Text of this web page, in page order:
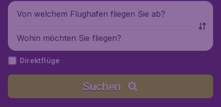
Von welchem Flughafen fliegen Sie ab?
Wohin möchten Sie fliegen?
Direktflüge
Suchen